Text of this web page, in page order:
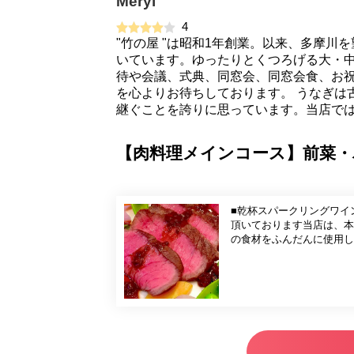
4
"竹の屋 "は昭和1年創業。以来、多摩川
いています。ゆったりとくつろげる大・
待や会議、式典、同窓会、同窓会食、お
を心よりお待ちしております。 うなぎ
継ぐことを誇りに思っています。当店で
【肉料理メインコース】前菜
■乾杯スパークリングワイン付き 駅近のカジュアルレストランとして、地元の方々をはじ
頂いております当店は、
の食材をふんだんに使用